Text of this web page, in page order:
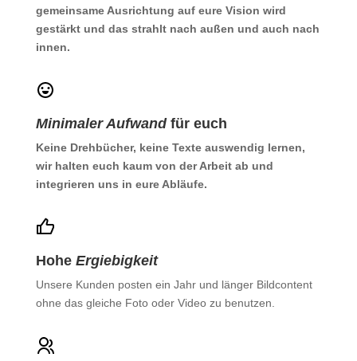
gemeinsame Ausrichtung auf eure Vision wird
gestärkt und das strahlt nach außen und auch nach
innen.
Minimaler Aufwandfür euch
Keine Drehbücher, keine Texte auswendig lernen,
wir halten euch kaum von der Arbeit ab und
integrieren uns in eure Abläufe.
Hohe Ergiebigkeit
Unsere Kunden posten ein Jahr und länger Bildcontent
ohne das gleiche Foto oder Video zu benutzen.